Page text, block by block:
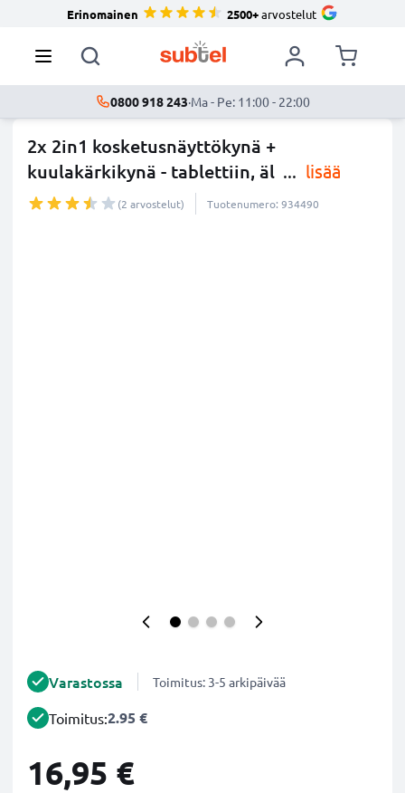
Erinomainen 2500+arvostelut
0800 918 243·Ma - Pe: 11:00 - 22:00
2x 2in1 kosketusnäyttökynä +
kuulakärkikynä - tablettiin, äl ... lisää
(2 arvostelut) Tuotenumero: 934490
Varastossa Toimitus: 3-5 arkipäivää
Toimitus:2.95 €
16,95 €